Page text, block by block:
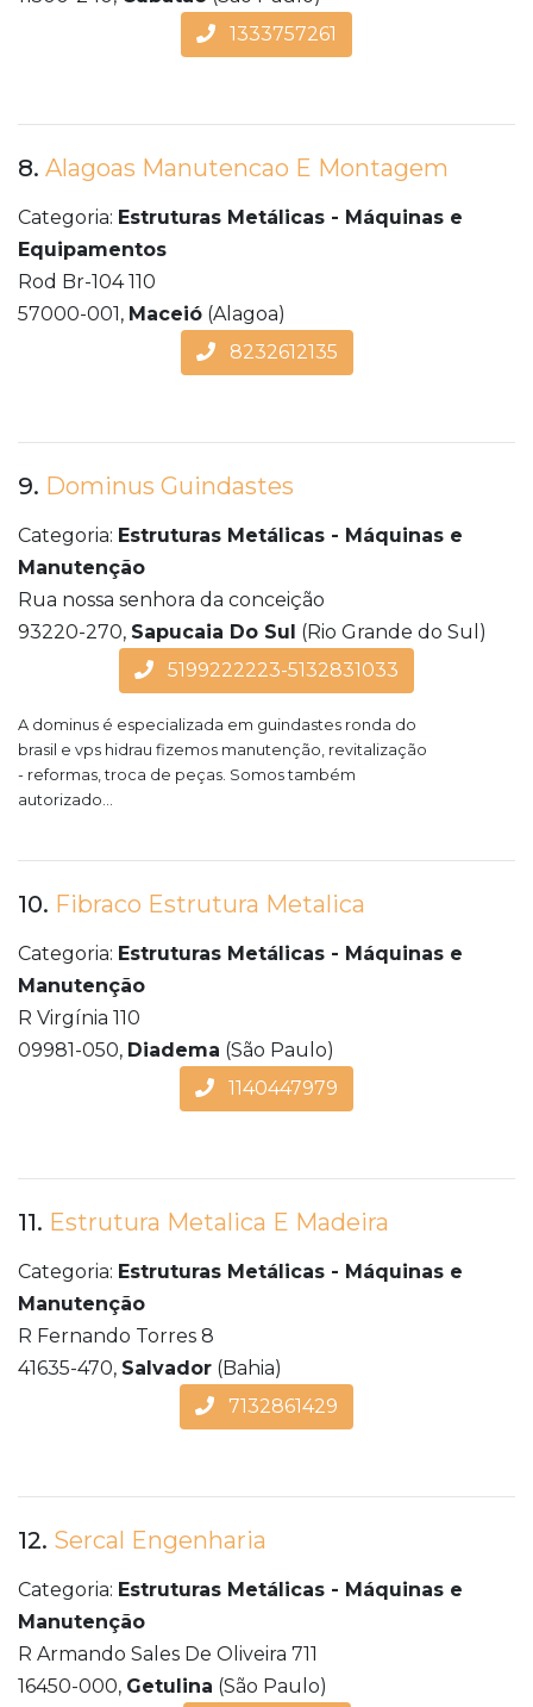
1333757261
8. Alagoas Manutencao E Montagem
Categoria: Estruturas Metálicas - Máquinas e
Equipamentos
Rod Br-104 110
57000-001, Maceió (Alagoa)
8232612135
9. Dominus Guindastes
Categoria: Estruturas Metálicas - Máquinas e
Manutenção
Rua nossa senhora da conceição
93220-270, Sapucaia Do Sul (Rio Grande do Sul)
5199222223-5132831033
A dominus é especializada em guindastes ronda do
brasil e vps hidrau fizemos manutenção, revitalização
- reformas, troca de peças. Somos também
autorizado...
10. Fibraco Estrutura Metalica
Categoria: Estruturas Metálicas - Máquinas e
Manutenção
R Virgínia 110
09981-050, Diadema (São Paulo)
1140447979
11. Estrutura Metalica E Madeira
Categoria: Estruturas Metálicas - Máquinas e
Manutenção
R Fernando Torres 8
41635-470, Salvador (Bahia)
7132861429
12. Sercal Engenharia
Categoria: Estruturas Metálicas - Máquinas e
Manutenção
R Armando Sales De Oliveira 711
16450-000, Getulina (São Paulo)